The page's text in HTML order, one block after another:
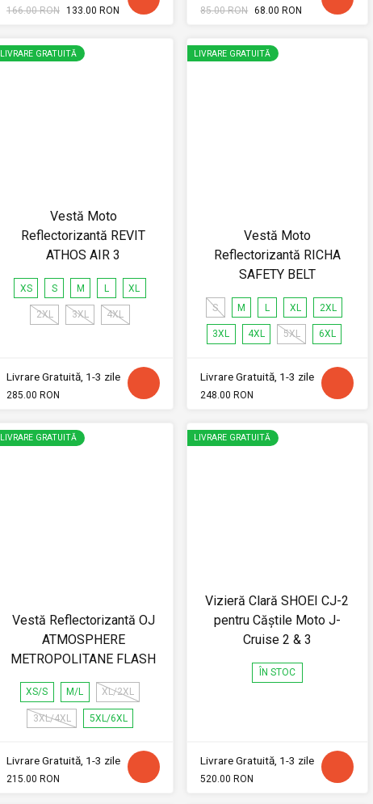
166.00 RON 133.00 RON 85.00 RON 68.00 RON
LIVRARE GRATUITĂ
Vestă Moto
Reflectorizantă REVIT
ATHOS AIR 3
XS S M L XL
2XL 3XL 4XL
Livrare Gratuită, 1-3 zile
285.00 RON
LIVRARE GRATUITĂ
Vestă Moto
Reflectorizantă RICHA
SAFETY BELT
S M L XL 2XL
3XL 4XL 5XL 6XL
Livrare Gratuită, 1-3 zile
248.00 RON
LIVRARE GRATUITĂ
Vestă Reflectorizantă OJ
ATMOSPHERE
METROPOLITANE FLASH
XS/S M/L XL/2XL
3XL/4XL 5XL/6XL
Livrare Gratuită, 1-3 zile
215.00 RON
LIVRARE GRATUITĂ
Vizieră Clară SHOEI CJ-2
pentru Căștile Moto J-
Cruise 2 & 3
ÎN STOC
Livrare Gratuită, 1-3 zile
520.00 RON